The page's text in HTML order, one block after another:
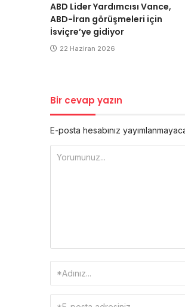
ABD Lider Yardımcısı Vance,
ABD-İran görüşmeleri için
İsviçre’ye gidiyor
22 Haziran 2026
Bir cevap yazın
E-posta hesabınız